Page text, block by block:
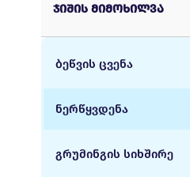
ჯიშის მიმოხილვა
ბეწვის ცვენა
ნერწყვდენა
გრუმინგის სიხშირე